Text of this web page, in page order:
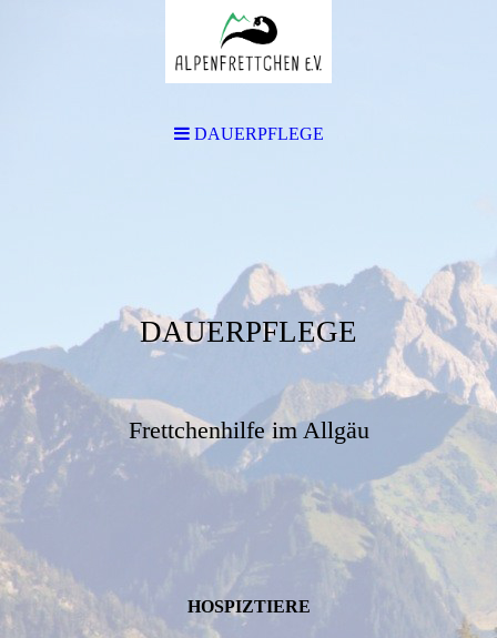
DAUERPFLEGE
Frettchenhilfe im Allgäu
HOSPIZTIERE
DAUERPFLEGE